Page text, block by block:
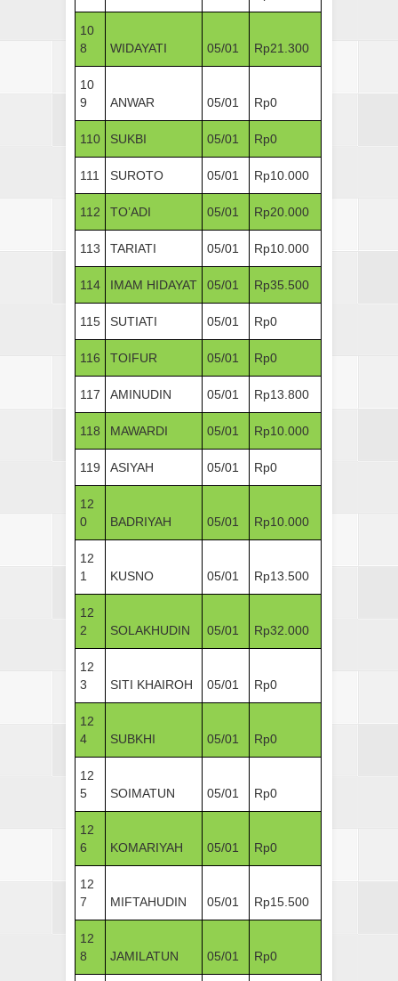
10
8
WIDAYATI 05/01 Rp21.300
10
9
ANWAR 05/01 Rp0
110 SUKBI 05/01 Rp0
111 SUROTO 05/01 Rp10.000
112 TO’ADI 05/01 Rp20.000
113 TARIATI 05/01 Rp10.000
114 IMAM HIDAYAT 05/01 Rp35.500
115 SUTIATI 05/01 Rp0
116 TOIFUR 05/01 Rp0
117 AMINUDIN 05/01 Rp13.800
118 MAWARDI 05/01 Rp10.000
119 ASIYAH 05/01 Rp0
12
0
BADRIYAH 05/01 Rp10.000
12
1
KUSNO 05/01 Rp13.500
12
2
SOLAKHUDIN 05/01 Rp32.000
12
3
SITI KHAIROH 05/01 Rp0
12
4
SUBKHI 05/01 Rp0
12
5
SOIMATUN 05/01 Rp0
12
6
KOMARIYAH 05/01 Rp0
12
7
MIFTAHUDIN 05/01 Rp15.500
12
8
JAMILATUN 05/01 Rp0